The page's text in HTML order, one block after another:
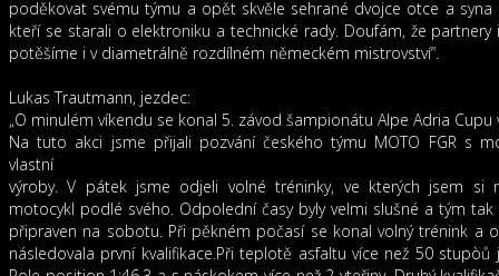
poděkovat svému týmu a opět skvěle sehrané dvojce otce a syna
kteří se starali o elektroniku a technické rady. Doufám, že partnery
potěšíme i v diametrálně rozdílném německém mistrovství“.
Lukas Trautmann, jezdec:
„O minulém víkendu se konal 5. závod šampionátu Alpe Adria Cupu
Na tuto akci jsme přijali pozvání českého týmu MOTO FGR s
vlastní
výroby. V pátek jsme odjeli volné tréninky, ve kterých jsem si
motocykl podlé svého. Odpolední časy byly velmi slušné a tým
připraven na sobotu. Při pěkném počasí se konal volný trénink a
následovala první kvalifikace.Při teplotě asfaltu více než 50 stupòů